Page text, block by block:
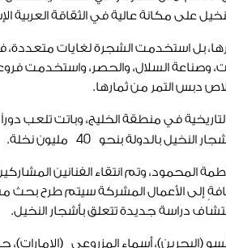
على مكانة عالية في الثقاقة العربية
بل استخدمت الشجرة لغايات متعددة،
وصناعة السلال، والحصر،
دبس التمر من ثمارها.
في منطقة الخليج، وباتت تلعب
النخيل بالدولة بنحو 40 مليون نخلة.
المحمود، وتم انتقاء الفنانين
إلى الأعمال المشركة سيتم طرح
دراسة جديدة تتعلق بأشجار النخيل.
(البحرين)، أسماء المزروعي (الإمارات)،